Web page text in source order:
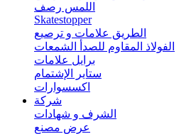
اللمس رصف
Skatestopper
الطريق علامات و ترصيع
الفولاذ المقاوم للصدأ الشمعات
برايل علامات
ستاير الإشتمام
اكسسوارات
شركة
الشرف و شهادات
عرض مصنع